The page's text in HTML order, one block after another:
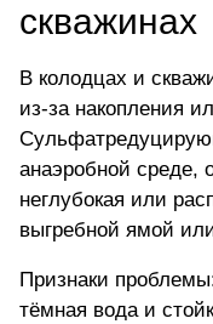
скважинах
В колодцах и
из-за накопления
анаэробной среде,
неглубокая или
выгребной ямой
Признаки
тёмная вода и